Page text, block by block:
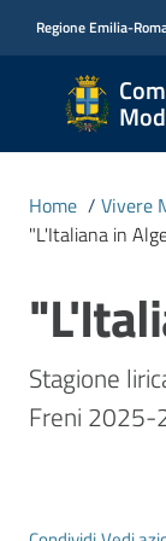
Regione Emilia-
Comune
di
CIVICA
MONET
Novità
Home / Vivere
"L'Italiana in
Salta al contenuto
Stagione
Freni 2025-